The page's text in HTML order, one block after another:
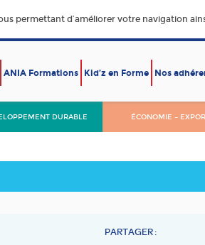
permettant d’améliorer votre navigation
ANIA Formations Kid’z en Forme Nos
DURABLE ÉCONOMIE –
PARTAGER :